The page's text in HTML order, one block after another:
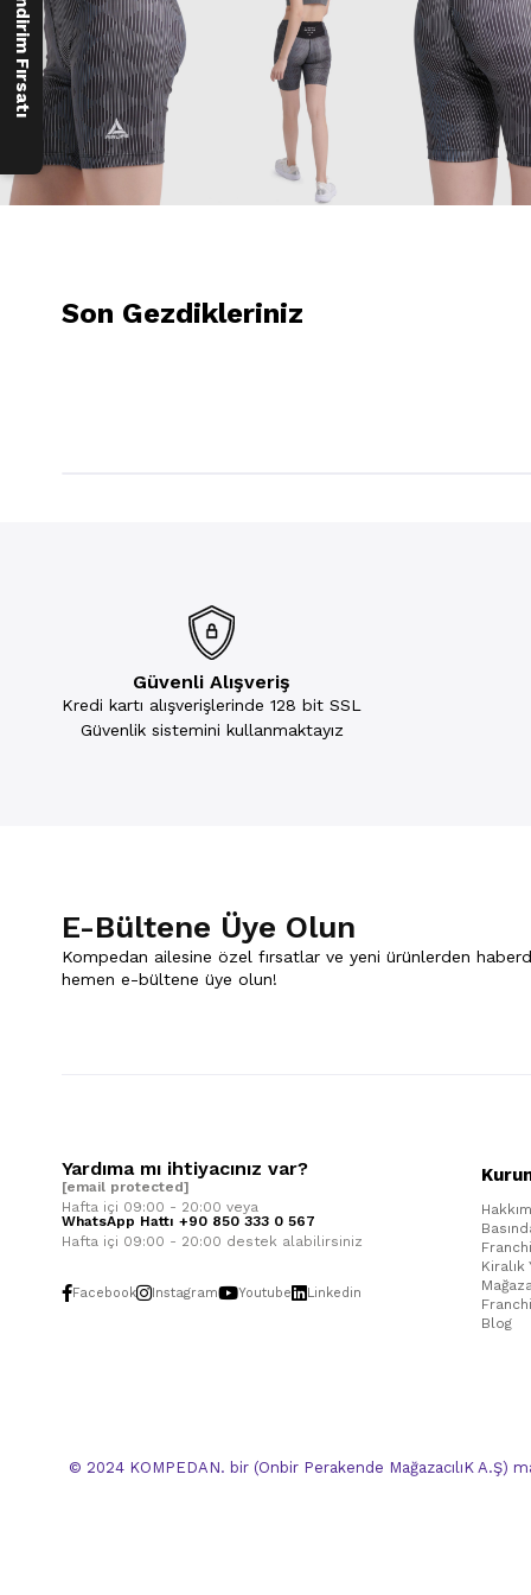
Son Gezdikleriniz
Güvenli Alışveriş
Kredi kartı alışverişlerinde 128 bit SSL
Güvenlik sistemini kullanmaktayız
E-Bültene Üye Olun
Kompedan ailesine özel fırsatlar ve yeni ürünlerden
hemen e-bültene üye olun!
Yardıma mı ihtiyacınız var?
[email protected]
Hafta içi 09:00 - 20:00 veya
WhatsApp Hattı +90 850 333 0 567
Hafta içi 09:00 - 20:00 destek alabilirsiniz
Facebook Instagram Youtube Linkedin
Kiralık
Blog
© 2024 KOMPEDAN. bir (Onbir Perakende MağazacılıK A.Ş)